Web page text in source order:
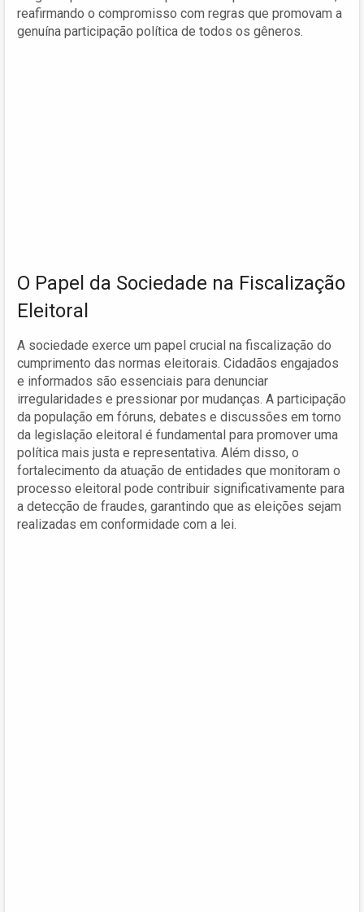
reafirmando o compromisso com regras que promovam a
genuína participação política de todos os gêneros.
O Papel da Sociedade na Fiscalização
Eleitoral
A sociedade exerce um papel crucial na fiscalização do
cumprimento das normas eleitorais. Cidadãos engajados
e informados são essenciais para denunciar
irregularidades e pressionar por mudanças. A participação
da população em fóruns, debates e discussões em torno
da legislação eleitoral é fundamental para promover uma
política mais justa e representativa. Além disso, o
fortalecimento da atuação de entidades que monitoram o
processo eleitoral pode contribuir significativamente para
a detecção de fraudes, garantindo que as eleições sejam
realizadas em conformidade com a lei.